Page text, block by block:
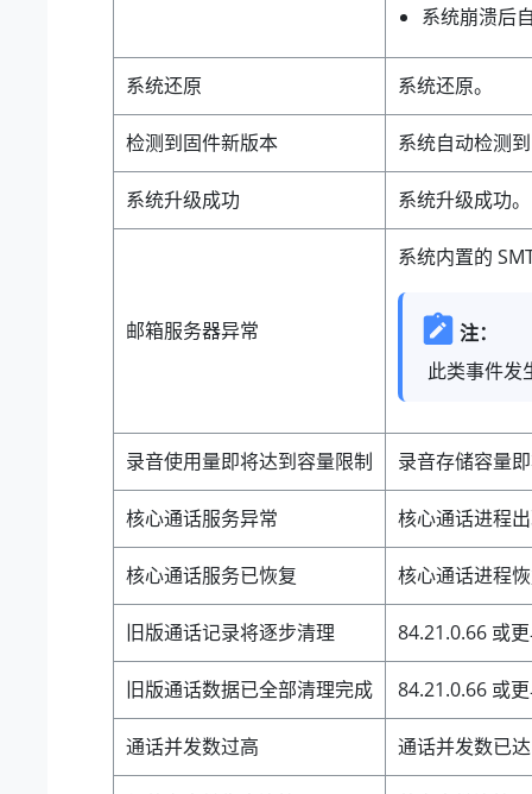
系统崩溃后
系统还原 系统还原。
检测到固件新版本 系统自动检测
系统升级成功 系统升级成功。
邮箱服务器异常
系统内置的
注：
此类事件发
录音使用量即将达到容量限制 录音存储容量
核心通话服务异常 核心通话进程
核心通话服务已恢复 核心通话进程
旧版通话记录将逐步清理 84.21.0.66 或
旧版通话数据已全部清理完成 84.21.0.66 或
通话并发数过高 通话并发数已